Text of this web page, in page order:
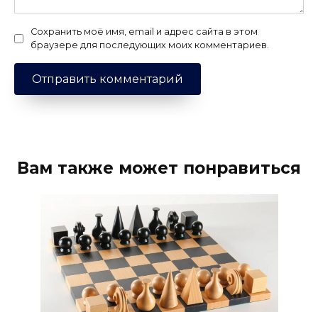
Сохранить моё имя, email и адрес сайта в этом
браузере для последующих моих комментариев.
Вам также может понравиться